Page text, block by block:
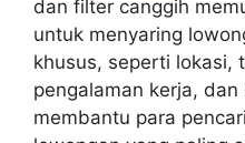
dan filter canggih
untuk menyaring
khusus, seperti lokasi,
pengalaman kerja,
membantu para